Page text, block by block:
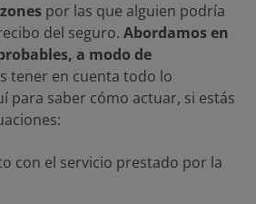
por las que alguien podría
del seguro. Abordamos en
a modo de
tener en cuenta todo lo
para saber cómo actuar, si estás
con el servicio prestado por la